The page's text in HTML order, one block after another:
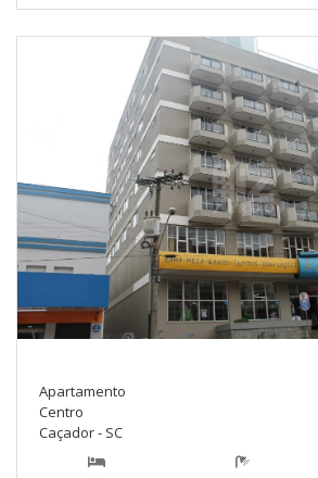
Apartamento
Centro
Caçador - SC